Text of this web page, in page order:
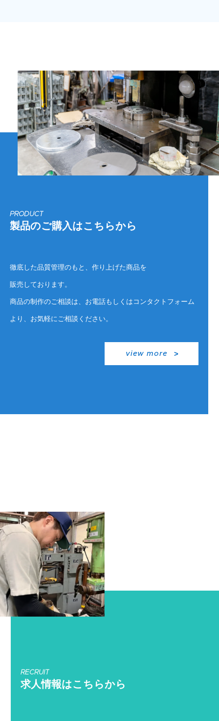
PRODUCT
製品のご購入はこちらから
徹底した品質管理のもと、作り上げた商品を
販売しております。
商品の制作のご相談は、お電話もしくはコンタクトフォーム
より、お気軽にご相談ください。
view more
RECRUIT
求人情報はこちらから